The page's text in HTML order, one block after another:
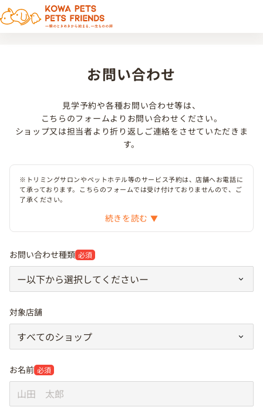
お問い合わせ
見学予約や各種お問い合わせ等は、
こちらのフォームよりお問い合わせください。
ショップ又は担当者より折り返しご連絡をさせていただきま
す。
※トリミングサロンやペットホテル等のサービス予約は、店舗へお電話に
て承っております。こちらのフォームでは受け付けておりませんので、ご
了承ください。
続きを読む
お問い合わせ種類 必須
対象店舗
お名前 必須